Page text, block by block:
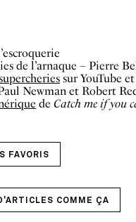
de l’arnaque – Pierre
sur YouTube et
Newman et Robert
de Catch me if you
FAVORIS
COMME ÇA